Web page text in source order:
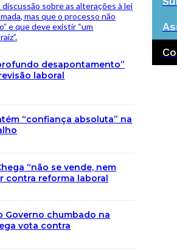
sobre as alterações à lei
mas que o processo não
e que deve existir “um
desapontamento”
laboral
“confiança absoluta” na
“não se vende, nem
contra reforma laboral
Governo chumbado na
vota contra